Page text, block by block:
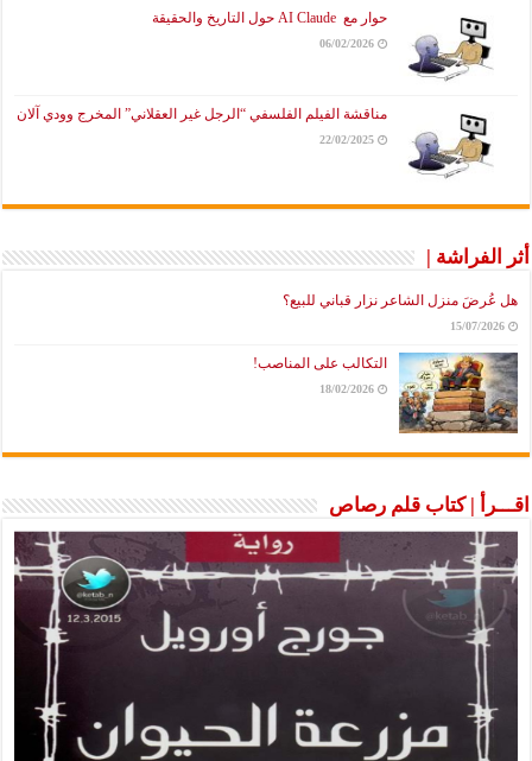
حوار مع AI Claude حول التاريخ والحقيقة
06/02/2026
مناقشة الفيلم الفلسفي “الرجل غير العقلاني” المخرج وودي آلان
22/02/2025
أثر الفراشة |
هل عُرضَ منزل الشاعر نزار قباني للبيع؟
15/07/2026
التكالب على المناصب!
18/02/2026
اقـــرأ | كتاب قلم رصاص